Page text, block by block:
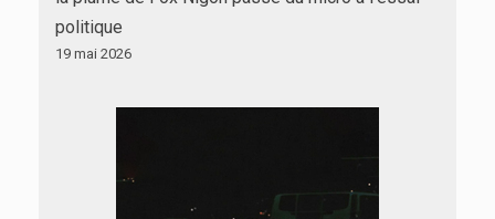
politique
19 mai 2026